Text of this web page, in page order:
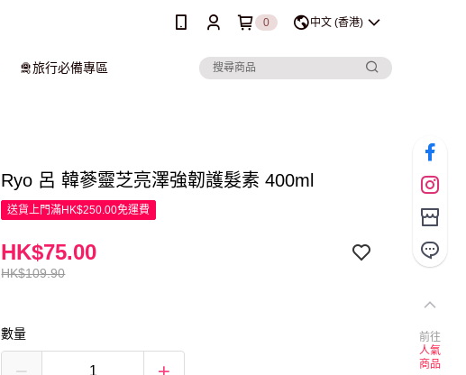
0 中文 (香港)
🛅旅行必備專區
Ryo 呂 韓蔘靈芝亮澤強韌護髮素 400ml
送貨上門滿HK$250.00免運費
HK$109.90
HK$75.00
數量
前往
人氣
商品